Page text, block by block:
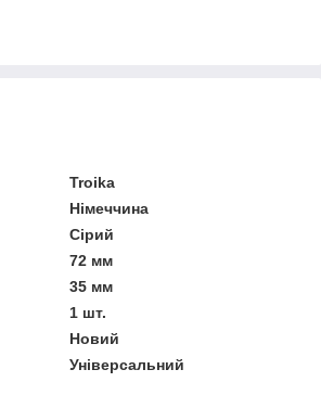
Troika
Німеччина
Сірий
72 мм
35 мм
1 шт.
Новий
Універсальний